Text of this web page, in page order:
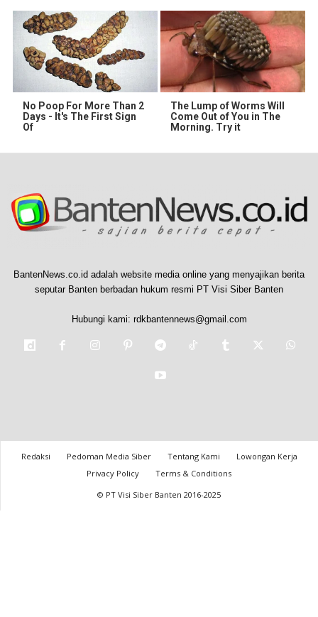
No Poop For More Than 2
Days - It's The First Sign
Of
The Lump of Worms Will
Come Out of You in The
Morning. Try it
BantenNews.co.id adalah website media online yang menyajikan berita
seputar Banten berbadan hukum resmi PT Visi Siber Banten
Hubungi kami: rdkbantennews@gmail.com
Redaksi Pedoman Media Siber Tentang Kami
Lowongan Kerja
Privacy Policy
Terms & Conditions
© PT Visi Siber Banten 2016-2025